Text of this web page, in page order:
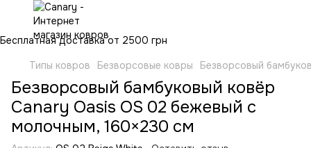
Бесплатная доставка от 2500 грн
Типы ковров
Безворсовые ковры Безворсовый
Безворсовый бамбуковый ковёр
Canary Oasis OS 02 бежевый с
молочным, 160×230 см